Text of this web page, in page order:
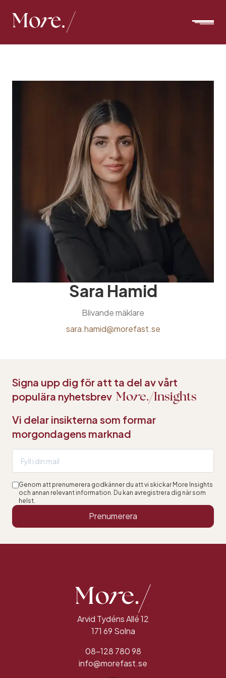
More.
Sara Hamid
Blivande mäklare
sara.hamid@morefast.se
Signa upp dig för att ta del av vårt
populära nyhetsbrev More. Insights
Vi delar insikterna som formar
morgondagens marknad
Genom att prenumerera godkänner du att vi skickar More Insights
och annan relevant information. Du kan avregistrera dig när som
helst.
Prenumerera
Arvid Tydéns Allé 12
171 69 Solna
08-128 780 98
info@morefast.se